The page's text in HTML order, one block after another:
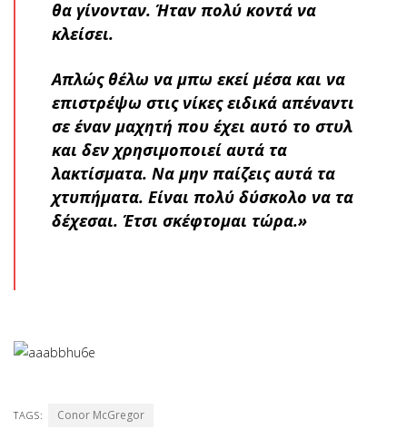
θα γίνονταν. Ήταν πολύ κοντά να
κλείσει.
Απλώς θέλω να μπω εκεί μέσα και να
επιστρέψω στις νίκες ειδικά απέναντι
σε έναν μαχητή που έχει αυτό το στυλ
και δεν χρησιμοποιεί αυτά τα
λακτίσματα. Να μην παίζεις αυτά τα
χτυπήματα. Είναι πολύ δύσκολο να τα
δέχεσαι. Έτσι σκέφτομαι τώρα.»
TAGS: Conor McGregor